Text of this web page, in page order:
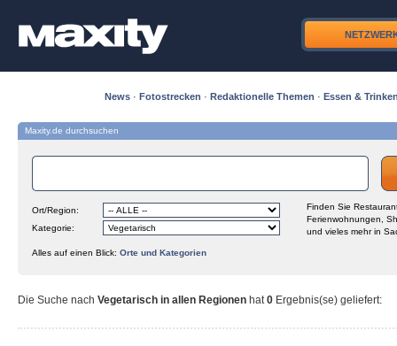
News · Fotostrecken · Redaktionelle Themen · Essen &
Maxity.de durchsuchen
Ort/Region:
Kategorie:
Finden Sie
Ferienwohnungen,
und vieles mehr in
Alles auf einen Blick: Orte und Kategorien
Die Suche nach Vegetarisch in allen Regionen hat0 Ergebnis(se) geliefert: